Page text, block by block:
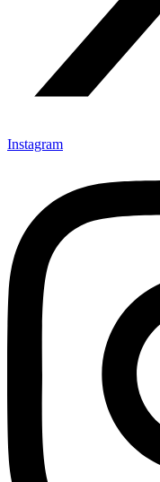
Instagram